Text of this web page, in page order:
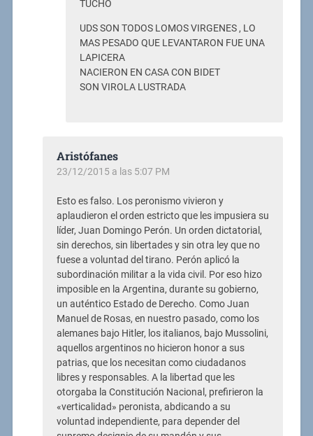
TUCHO
UDS SON TODOS LOMOS VIRGENES , LO
MAS PESADO QUE LEVANTARON FUE UNA
LAPICERA
NACIERON EN CASA CON BIDET
SON VIROLA LUSTRADA
Aristófanes
23/12/2015 a las 5:07 PM
Esto es falso. Los peronismo vivieron y
aplaudieron el orden estricto que les impusiera su
líder, Juan Domingo Perón. Un orden dictatorial,
sin derechos, sin libertades y sin otra ley que no
fuese a voluntad del tirano. Perón aplicó la
subordinación militar a la vida civil. Por eso hizo
imposible en la Argentina, durante su gobierno,
un auténtico Estado de Derecho. Como Juan
Manuel de Rosas, en nuestro pasado, como los
alemanes bajo Hitler, los italianos, bajo Mussolini,
aquellos argentinos no hicieron honor a sus
patrias, que los necesitan como ciudadanos
libres y responsables. A la libertad que les
otorgaba la Constitución Nacional, prefirieron la
«verticalidad» peronista, abdicando a su
voluntad independiente, para depender del